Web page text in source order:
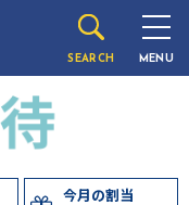
SEARCH MENU
今月の割当